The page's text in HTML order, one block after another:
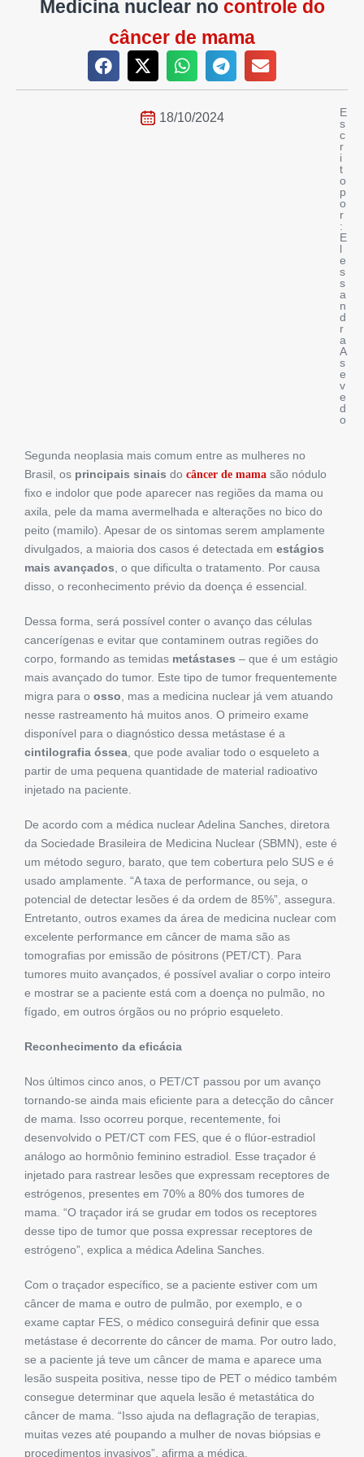
Medicina nuclear no controle do
câncer de mama
18/10/2024
E
s
c
r
i
t
o
p
o
r
:
E
l
e
s
s
a
n
d
r
a
A
s
e
v
e
d
o
Segunda neoplasia mais comum entre as mulheres no
Brasil, os principais sinais do câncer de mama são nódulo
fixo e indolor que pode aparecer nas regiões da mama ou
axila, pele da mama avermelhada e alterações no bico do
peito (mamilo). Apesar de os sintomas serem amplamente
divulgados, a maioria dos casos é detectada em estágios
mais avançados, o que dificulta o tratamento. Por causa
disso, o reconhecimento prévio da doença é essencial.
Dessa forma, será possível conter o avanço das células
cancerígenas e evitar que contaminem outras regiões do
corpo, formando as temidas metástases – que é um estágio
mais avançado do tumor. Este tipo de tumor frequentemente
migra para o osso, mas a medicina nuclear já vem atuando
nesse rastreamento há muitos anos. O primeiro exame
disponível para o diagnóstico dessa metástase é a
cintilografia óssea, que pode avaliar todo o esqueleto a
partir de uma pequena quantidade de material radioativo
injetado na paciente.
De acordo com a médica nuclear Adelina Sanches, diretora
da Sociedade Brasileira de Medicina Nuclear (SBMN), este é
um método seguro, barato, que tem cobertura pelo SUS e é
usado amplamente. “A taxa de performance, ou seja, o
potencial de detectar lesões é da ordem de 85%”, assegura.
Entretanto, outros exames da área de medicina nuclear com
excelente performance em câncer de mama são as
tomografias por emissão de pósitrons (PET/CT). Para
tumores muito avançados, é possível avaliar o corpo inteiro
e mostrar se a paciente está com a doença no pulmão, no
fígado, em outros órgãos ou no próprio esqueleto.
Reconhecimento da eficácia
Nos últimos cinco anos, o PET/CT passou por um avanço
tornando-se ainda mais eficiente para a detecção do câncer
de mama. Isso ocorreu porque, recentemente, foi
desenvolvido o PET/CT com FES, que é o flúor-estradiol
análogo ao hormônio feminino estradiol. Esse traçador é
injetado para rastrear lesões que expressam receptores de
estrógenos, presentes em 70% a 80% dos tumores de
mama. “O traçador irá se grudar em todos os receptores
desse tipo de tumor que possa expressar receptores de
estrógeno”, explica a médica Adelina Sanches.
Com o traçador específico, se a paciente estiver com um
câncer de mama e outro de pulmão, por exemplo, e o
exame captar FES, o médico conseguirá definir que essa
metástase é decorrente do câncer de mama. Por outro lado,
se a paciente já teve um câncer de mama e aparece uma
lesão suspeita positiva, nesse tipo de PET o médico também
consegue determinar que aquela lesão é metastática do
câncer de mama. “Isso ajuda na deflagração de terapias,
muitas vezes até poupando a mulher de novas biópsias e
procedimentos invasivos”, afirma a médica.